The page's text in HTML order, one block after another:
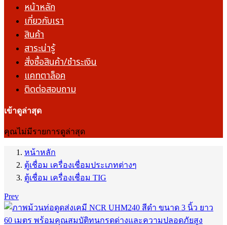
หน้าหลัก
เกี่ยวกับเรา
สินค้า
สาระน่ารู้
สั่งซื้อสินค้า/ชำระเงิน
แคทตาล็อค
ติดต่อสอบถาม
เข้าดูล่าสุด
คุณไม่มีรายการดูล่าสุด
หน้าหลัก
ตู้เชื่อม เครื่องเชื่อมประเภทต่างๆ
ตู้เชื่อม เครื่องเชื่อม TIG
Prev